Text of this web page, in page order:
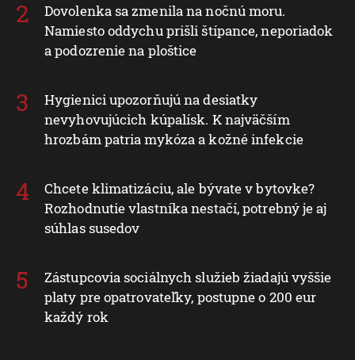
Dovolenka sa zmenila na nočnú moru.
Namiesto oddychu prišli štípance, neporiadok
a podozrenie na ploštice
Hygienici upozorňujú na desiatky
nevyhovujúcich kúpalísk. K najväčším
hrozbám patria mykóza a kožné infekcie
Chcete klimatizáciu, ale bývate v bytovke?
Rozhodnutie vlastníka nestačí, potrebný je aj
súhlas susedov
Zástupcovia sociálnych služieb žiadajú vyššie
platy pre opatrovateľky, postupne o 200 eur
každý rok